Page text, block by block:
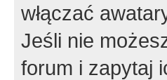
włączać
Jeśli nie
forum i zapytaj